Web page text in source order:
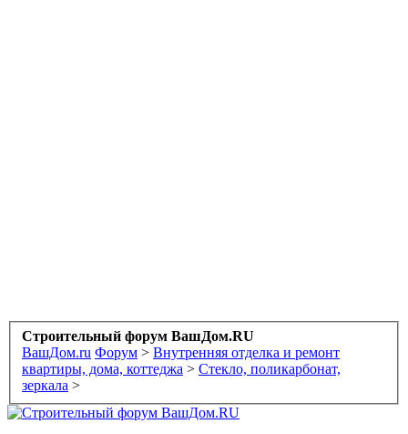
Строительный форум ВашДом.RU
ВашДом.ru Форум > Внутренняя отделка и ремонт
квартиры, дома, коттеджа > Стекло, поликарбонат,
зеркала >